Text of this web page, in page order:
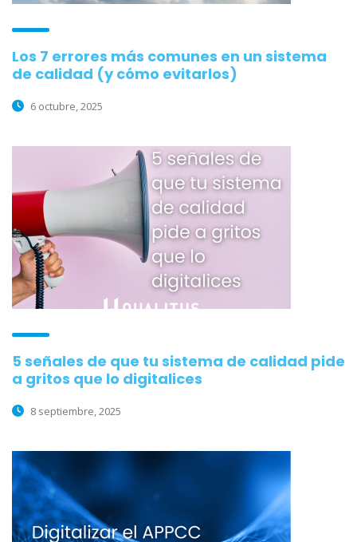
Los 7 errores más comunes en un sistema
de calidad (y cómo evitarlos)
6 octubre, 2025
5 señales de que tu sistema de calidad pide
a gritos que lo digitalices
8 septiembre, 2025